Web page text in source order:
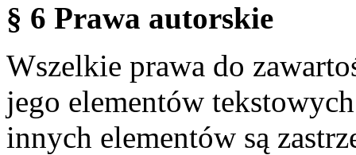
§ 6 Prawa autorskie
Wszelkie prawa do
jego elementów
innych elementów są